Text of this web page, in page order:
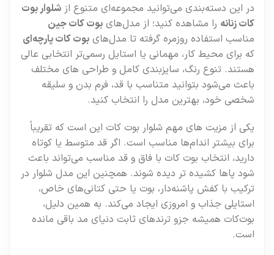
در این دسته‌بندی می‌توانید مجموعه‌ای متنوع از شلوار بوت‌
کات زنانهرا مشاهده کنید؛ از مدل‌های بوت‌ کات جین
مناسب استفاده روزمره گرفته تا مدل‌های بوت‌ کات پارچه‌ای
که برای محیط کار، مهمانی یا استایل رسمی‌تر انتخابی عالی
هستند. تنوع رنگ، سایزبندی کامل و طراحی‌ های مختلف
باعث می‌شود بتوانید متناسب با قد، فرم بدن و سلیقه
شخصی خود، بهترین مدل را انتخاب کنید.
یکی از مزیت‌ های مهم شلوار بوت‌ کات این است که تقریباً
برای بیشتر اندام‌ها مناسب است. اگر قد متوسط یا کوتاه
دارید، انتخاب بوت‌ کات با فاق و قد مناسب می‌تواند باعث
شود پاها کشیده‌ تر دیده شوند. همچنین این مدل شلوار در
ترکیب با کفش پاشنه‌دار، بوت یا حتی کتانی‌های خاص،
استایلی جذاب و امروزی ایجاد می‌کند. به همین دلیل،
بوت‌کات همیشه جزو ترندهای ثابت دنیای مد باقی مانده
است.